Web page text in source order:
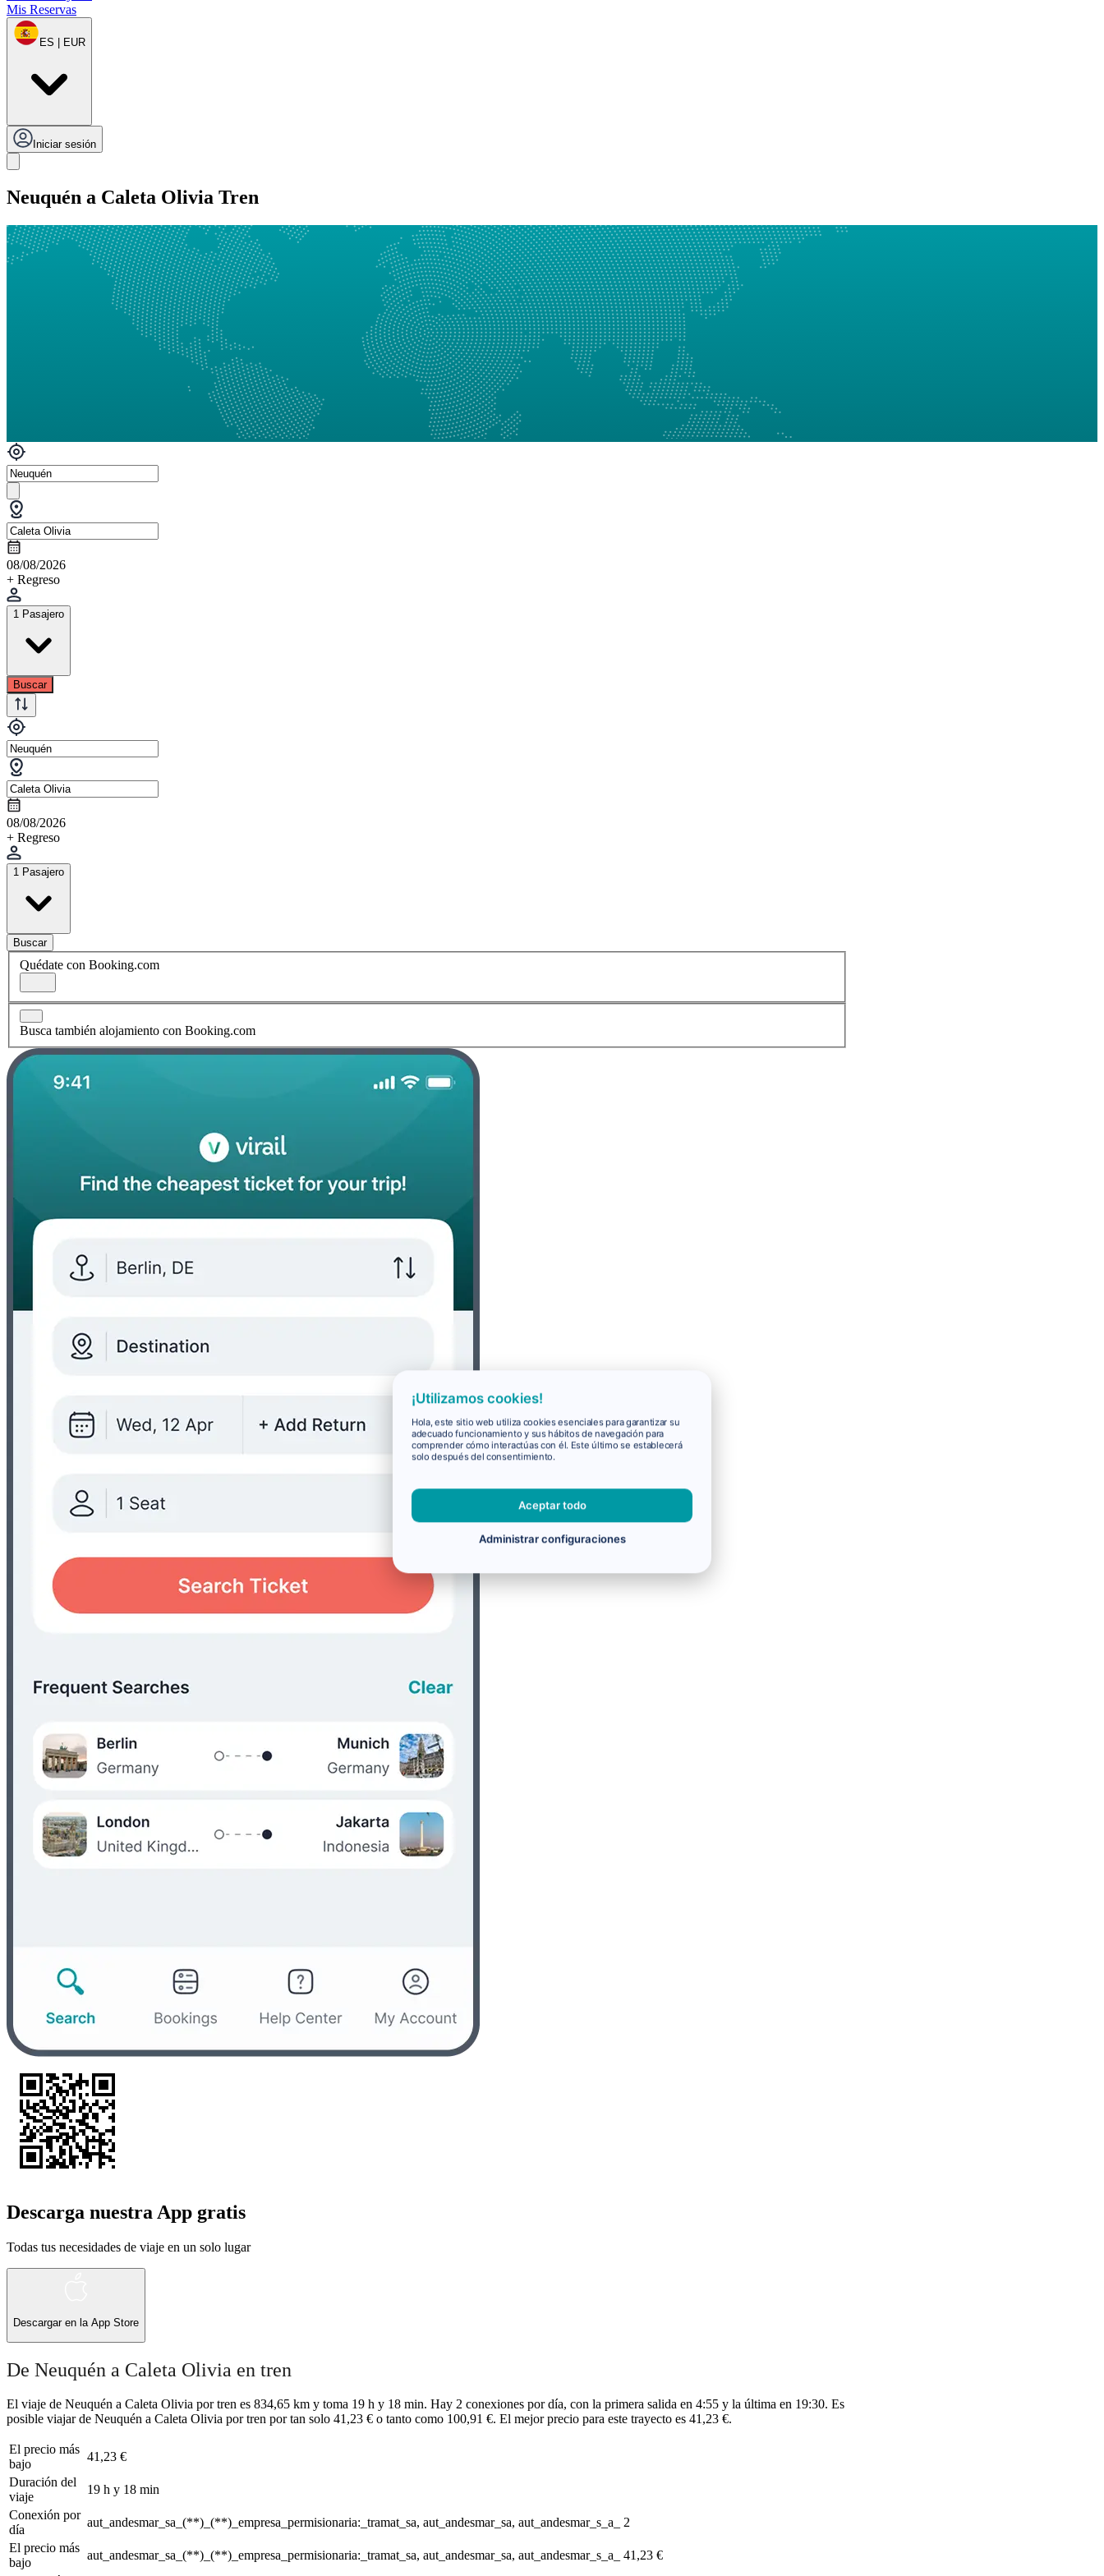
Mis Reservas
ES | EUR
Iniciar sesión
Neuquén a Caleta Olivia Tren
08/08/2026
+ Regreso
1 Pasajero
Buscar
08/08/2026
+ Regreso
1 Pasajero
Buscar
Quédate con Booking.com
Busca también alojamiento con Booking.com
Descarga nuestra App gratis
Todas tus necesidades de viaje en un solo lugar
Descargar en la App Store
De Neuquén a Caleta Olivia en tren
El viaje de Neuquén a Caleta Olivia por tren es 834,65 km y toma 19 h y 18 min. Hay 2 conexiones por día, con la primera salida en 4:55 y la última en 19:30. Es
posible viajar de Neuquén a Caleta Olivia por tren por tan solo 41,23 € o tanto como 100,91 €. El mejor precio para este trayecto es 41,23 €.
El precio más
bajo
41,23 €
Duración del
viaje
19 h y 18 min
Conexión por
día
aut_andesmar_sa_(**)_(**)_empresa_permisionaria:_tramat_sa, aut_andesmar_sa, aut_andesmar_s_a_
2
El precio más
bajo
aut_andesmar_sa_(**)_(**)_empresa_permisionaria:_tramat_sa, aut_andesmar_sa, aut_andesmar_s_a_
41,23 €
¡Utilizamos cookies!
Hola, este sitio web utiliza cookies esenciales para garantizar su
adecuado funcionamiento y sus hábitos de navegación para
comprender cómo interactúas con él. Este último se establecerá
solo después del consentimiento.
Aceptar todo
Administrar configuraciones